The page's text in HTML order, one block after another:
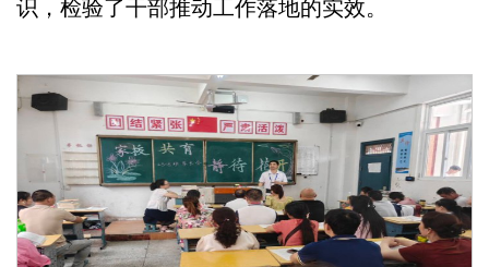
识，检验了干部推动工作落地的实效。